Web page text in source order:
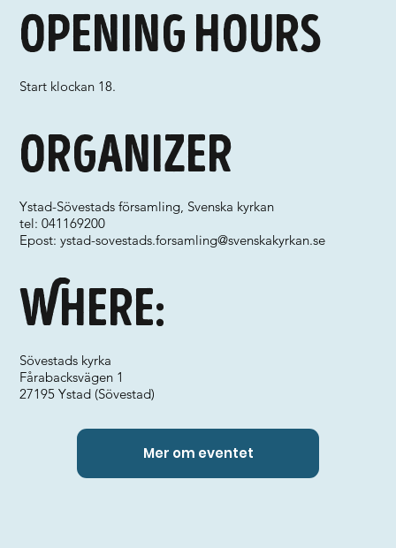
Where:
Organizer
Ystad-Sövestads församling, Svenska kyrkan
tel: 041169200
Epost:ystad-sovestads.forsamling@svenskakyrkan.se
Sövestads kyrka
Fårabacksvägen 1
27195 Ystad (Sövestad)
Opening hours
Start klockan 18.
Mer om eventet